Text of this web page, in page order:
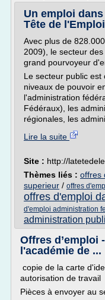
Un emploi
Tête de l'Emploi
Avec plus de
2009), le secteur
grand pourvoyeur
Le secteur public
niveaux de pouvoir
l'administration
Fédéraux), les
régionales, les
Lire la suite
Site : http://
Thèmes liés : offres
superieur / offres
offres d'emploi
d'emploi administration
administration
Offres d’emploi
l'académie de ...
copie de la carte
autorisation de travail
Pièces à envoyer au